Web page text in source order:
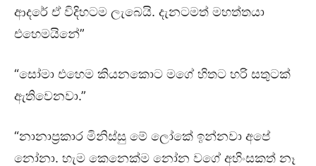
ආදරේ ඒ විදිහටම ලැබෙයි. දැනටමත් මහත්තයා
එහෙමයිනේ”
“සෝමා එහෙම කියනකොට මගේ හිතට හරි සතුටක්
ඇතිවෙනවා.”
“නානාප්‍රකාර මිනිස්සු මේ ලෝකේ ඉන්නවා අපේ
නෝනා. හැම කෙනෙක්ම නෝන වගේ අහිංසකත් නෑ